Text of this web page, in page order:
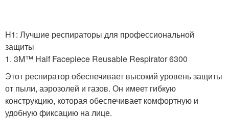
H1: Лучшие респираторы для профессиональной
защиты
1. 3M™ Half Facepiece Reusable Respirator 6300
Этот респиратор обеспечивает высокий уровень защиты
от пыли, аэрозолей и газов. Он имеет гибкую
конструкцию, которая обеспечивает комфортную и
удобную фиксацию на лице.